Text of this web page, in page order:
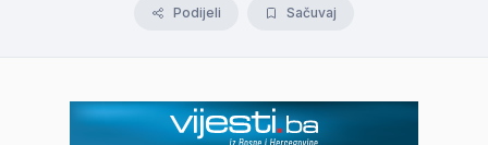
Podijeli Sačuvaj